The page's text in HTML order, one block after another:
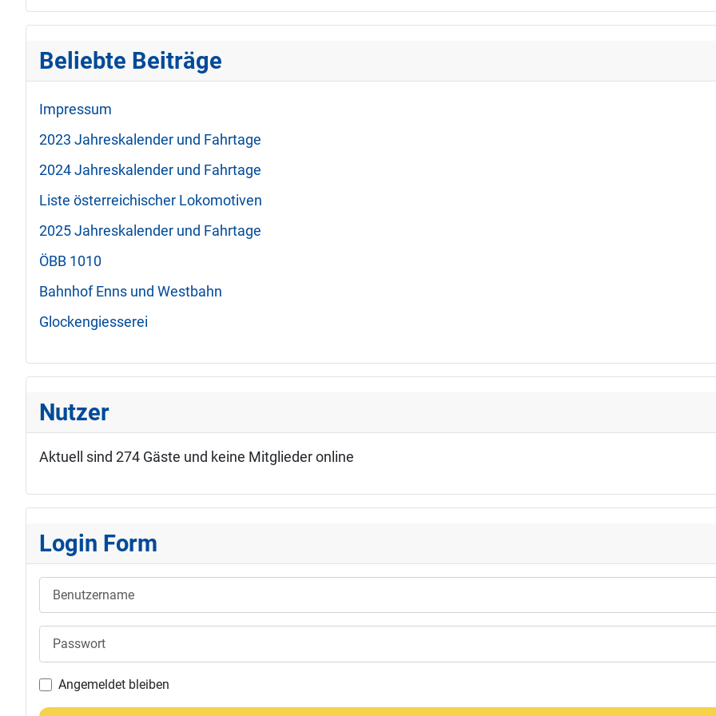
Beliebte Beiträge
Impressum
2023 Jahreskalender und Fahrtage
2024 Jahreskalender und Fahrtage
Liste österreichischer Lokomotiven
2025 Jahreskalender und Fahrtage
ÖBB 1010
Bahnhof Enns und Westbahn
Glockengiesserei
Nutzer
Aktuell sind 274 Gäste und keine Mitglieder online
Login Form
Angemeldet bleiben